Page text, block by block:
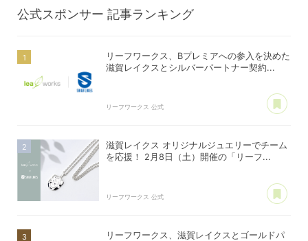
公式スポンサー 記事ランキング
リーフワークス、Bプレミアへの参入を決めた
滋賀レイクスとシルバーパートナー契約...
リーフワークス 公式
滋賀レイクス オリジナルジュエリーでチーム
を応援！ 2月8日（土）開催の「リーフ...
リーフワークス 公式
リーフワークス、滋賀レイクスとゴールドパ